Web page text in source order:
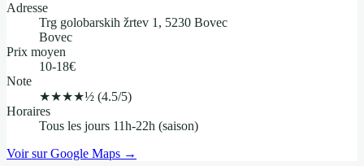
Adresse
Trg golobarskih žrtev 1, 5230 Bovec
Bovec
Prix moyen
10-18€
Note
★★★★½ (4.5/5)
Horaires
Tous les jours 11h-22h (saison)
Voir sur Google Maps →